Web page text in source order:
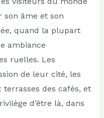
son âme et son
quand la plupart
ambiance
ruelles. Les
de leur cité, les
terrasses des cafés, et
d’être là, dans